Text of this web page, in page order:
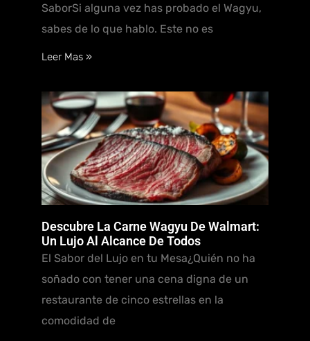
SaborSi alguna vez has probado el Wagyu,
sabes de lo que hablo. Este no es
Leer Mas »
Descubre La Carne Wagyu De Walmart:
Un Lujo Al Alcance De Todos
El Sabor del Lujo en tu Mesa¿Quién no ha
soñado con tener una cena digna de un
restaurante de cinco estrellas en la
comodidad de